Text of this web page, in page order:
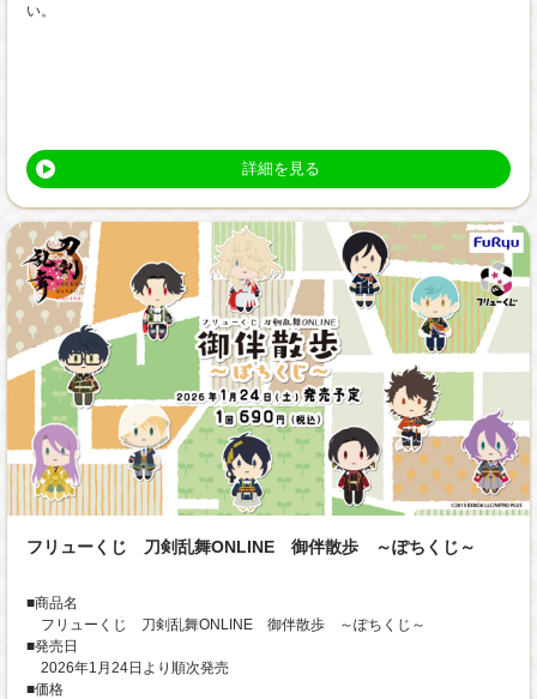
い。
詳細を見る
フリューくじ 刀剣乱舞ONLINE 御伴散歩 ～ぽちくじ～
■商品名
フリューくじ 刀剣乱舞ONLINE 御伴散歩 ～ぽちくじ～
■発売日
2026年1月24日より順次発売
■価格